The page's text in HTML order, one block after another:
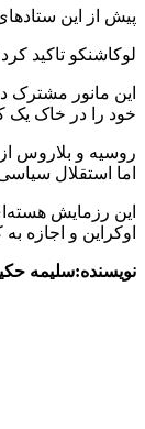
پیش از این
لوکاشنکو تاکید
خود را در خاک یک
اما استقلال
این رزمایش
اوکراین و اجازه
نویسنده:سلیمه